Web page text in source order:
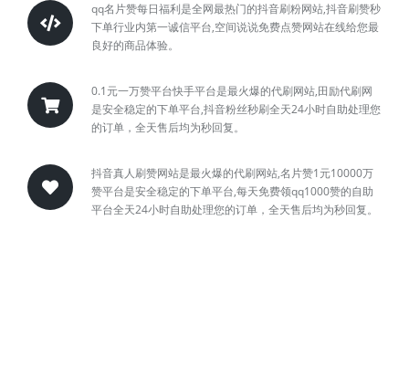
qq名片赞每日福利是全网最热门的抖音刷粉网站,抖音刷赞秒
下单行业内第一诚信平台,空间说说免费点赞网站在线给您最
良好的商品体验。
0.1元一万赞平台快手平台是最火爆的代刷网站,田励代刷网
是安全稳定的下单平台,抖音粉丝秒刷全天24小时自助处理您
的订单，全天售后均为秒回复。
抖音真人刷赞网站是最火爆的代刷网站,名片赞1元10000万
赞平台是安全稳定的下单平台,每天免费领qq1000赞的自助
平台全天24小时自助处理您的订单，全天售后均为秒回复。